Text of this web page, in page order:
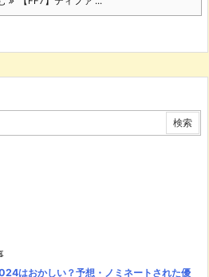
はおかしい？予想・ノミネートされた優